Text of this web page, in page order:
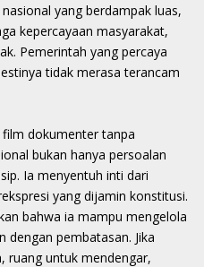
yang berdampak luas,
kepercayaan masyarakat,
Pemerintah yang percaya
tidak merasa terancam
dokumenter tanpa
bukan hanya persoalan
Ia menyentuh inti dari
yang dijamin konstitusi.
bahwa ia mampu mengelola
dengan pembatasan. Jika
ruang untuk mendengar,